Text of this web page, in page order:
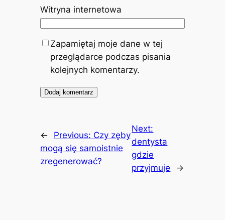
Witryna internetowa
Zapamiętaj moje dane w tej
przeglądarce podczas pisania
kolejnych komentarzy.
← Previous: Czy zęby
mogą się samoistnie
zregenerować?
Next:
dentysta
gdzie
przyjmuje
→